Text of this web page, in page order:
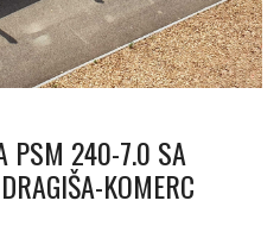
PSM 240-7.0 SA
KOMERC